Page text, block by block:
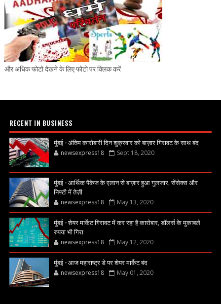
और अधिक फोटो देखने के लिए फोटो पर क्लिक करें
RECENT IN BUSINESS
मुंबई - अंतिम कारोबारी दिन शुक्रवार को बाज़ार गिरावट के साथ बंद
newsexpress18 Sept 18, 2020
मुंबई - आर्थिक पैकेज के एलान से बाज़ार हुआ गुलजार, सेंसेक्स और
निफ्टी में तेज़ी
newsexpress18 May 13, 2020
मुंबई - शेयर मार्केट गिरावट में कर रहा है कारोबार, डॉलर्स के मुकाबले
रुपया भी गिरा
newsexpress18 May 12, 2020
मुंबई - आज महाराष्ट्र डे पर शेयर मार्केट बंद
newsexpress18 May 01, 2020